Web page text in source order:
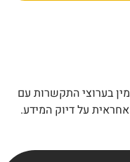
בערוצי התקשרות עם
על דיוק המידע.